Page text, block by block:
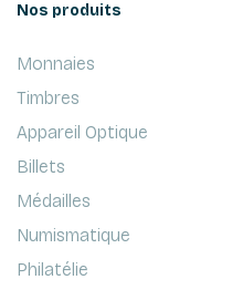
Nos produits
Monnaies
Timbres
Appareil Optique
Billets
Médailles
Numismatique
Philatélie